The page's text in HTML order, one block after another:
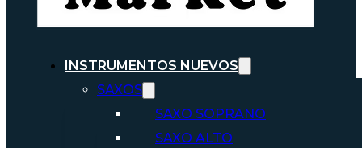
INSTRUMENTOS NUEVOS
SAXOS
SAXO SOPRANO
SAXO ALTO